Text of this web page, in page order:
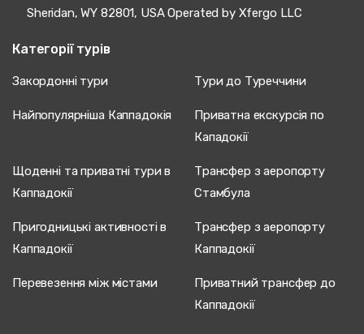
Sheridan, WY 82801, USA Operated by Xfergo LLC
Категорії турів
Закордонні тури Тури до Туреччини
Найпопулярніша Каппадокія
Приватна екскурсія по
Кападокії
Щоденні та приватні тури в
Каппадокії
Трансфер з аеропорту
Стамбула
Пригодницькі активності в
Каппадокії
Трансфер з аеропорту
Каппадокії
Перевезення між містами
Приватний трансфер до
Каппадокії